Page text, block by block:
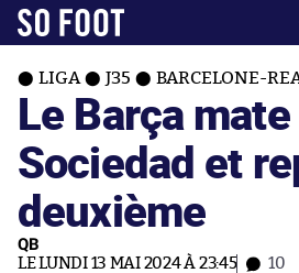
LIGA J35 BARCELONE-
Le Barça
Sociedad et
deuxième
QB
LE LUNDI 13 MAI 2024 À 23:45 10